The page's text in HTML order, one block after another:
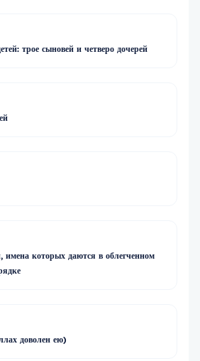
трое сыновей и четверо дочерей
имена которых даются в облегченном
доволен ею)